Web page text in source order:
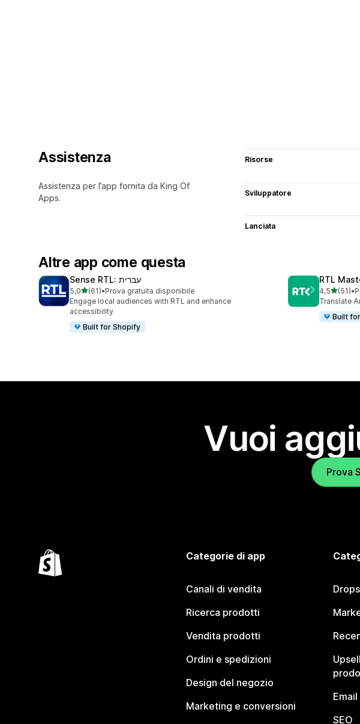
Assistenza
Assistenza per l’app fornita da King Of
Apps.
Risorse
Sviluppatore
Lanciata
Altre app come questa
Sense RTL: עברית
5,0stelle su 5
(61)
61 recensioni totali
•Prova gratuita disponibile
Engage local audiences with RTL and enhance
accessibility
Built for Shopify
4,5stelle
(51)
51 •
Translate
Built
Vuoi
Prova
Categorie di app
Canali di vendita
Ricerca prodotti
Vendita prodotti
Ordini e spedizioni
Design del negozio
Marketing e conversioni
SEO